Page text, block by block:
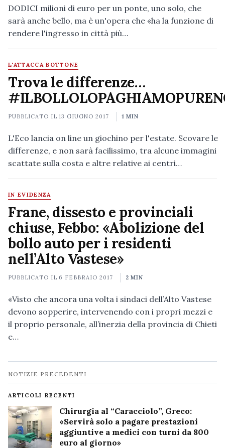
DODICI milioni di euro per un ponte, uno solo, che
sarà anche bello, ma è un'opera che «ha la funzione di
rendere l'ingresso in città più…
L'ATTACCA BOTTONE
Trova le differenze…
PUBBLICATO IL13 GIUGNO 2017 1 MIN
L'Eco lancia on line un giochino per l'estate. Scovare le
differenze, e non sarà facilissimo, tra alcune immagini
scattate sulla costa e altre relative ai centri…
IN EVIDENZA
Frane, dissesto e provinciali
chiuse, Febbo: «Abolizione del
bollo auto per i residenti
nell’Alto Vastese»
PUBBLICATO IL 6 FEBBRAIO 2017 2 MIN
«Visto che ancora una volta i sindaci dell’Alto Vastese
devono sopperire, intervenendo con i propri mezzi e
il proprio personale, all’inerzia della provincia di Chieti
e…
Navigazione
notizie
NOTIZIE PRECEDENTI
ARTICOLI RECENTI
Chirurgia al “Caracciolo”, Greco:
«Servirà solo a pagare prestazioni
aggiuntive a medici con turni da 800
euro al giorno»